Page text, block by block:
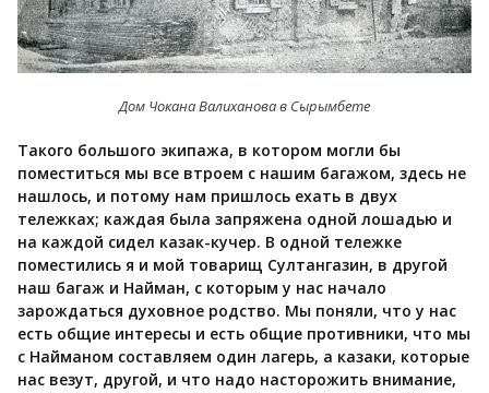
Дом Чокана Валиханова в Сырымбете
Такого большого экипажа, в котором могли бы
поместиться мы все втроем с нашим багажом, здесь не
нашлось, и потому нам пришлось ехать в двух
тележках; каждая была запряжена одной лошадью и
на каждой сидел казак-кучер. В одной тележке
поместились я и мой товарищ Султангазин, в другой
наш багаж и Найман, с которым у нас начало
зарождаться духовное родство. Мы поняли, что у нас
есть общие интересы и есть общие противники, что мы
с Найманом составляем один лагерь, а казаки, которые
нас везут, другой, и что надо насторожить внимание,